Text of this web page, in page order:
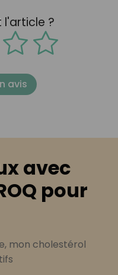
?
avis
avec
pour
mon cholestérol